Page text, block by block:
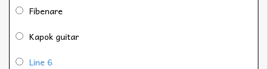
Fibenare
Kapok guitar
Line 6